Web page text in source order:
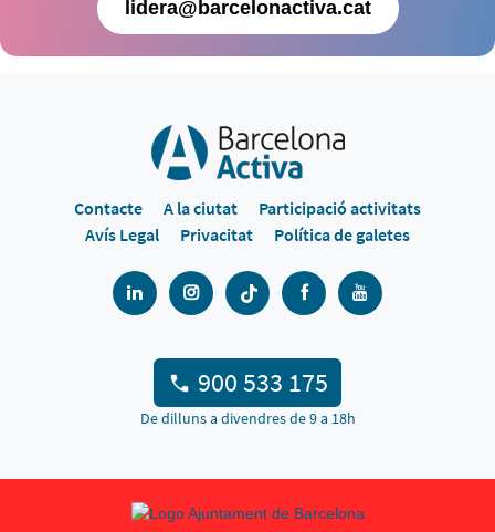
lidera@barcelonactiva.cat
Contacte A la ciutat
Participació activitats
Avís Legal
Privacitat Política de galetes
900 533 175
De dilluns a divendres de 9 a 18h